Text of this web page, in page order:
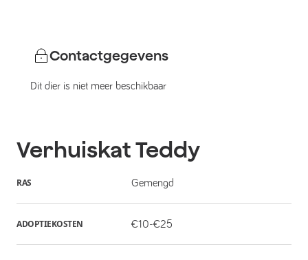
Contactgegevens
Dit dier is niet meer beschikbaar
VerhuiskatTeddy
RAS Gemengd
ADOPTIEKOSTEN €10-€25